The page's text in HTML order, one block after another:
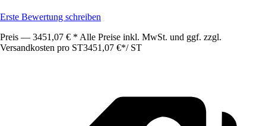
Erste Bewertung schreiben
Preis — 3451,07 € * Alle Preise inkl. MwSt. und ggf. zzgl.
Versandkosten pro ST3451,07 €*/ ST